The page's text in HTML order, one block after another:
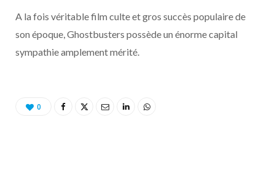
A la fois véritable film culte et gros succès populaire de
son époque, Ghostbusters possède un énorme capital
sympathie amplement mérité.
0